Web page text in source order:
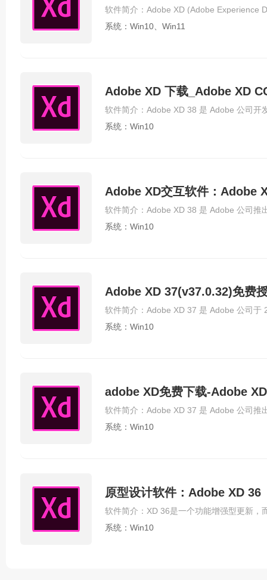
系统：Win10、Win11
Adobe XD 下载_Adobe XD
系统：Win10
Adobe XD交互软件：Adobe
系统：Win10
Adobe XD 37(v37.0.32)免费
系统：Win10
adobe XD免费下载-Adobe
系统：Win10
原型设计软件：Adobe XD 36
系统：Win10